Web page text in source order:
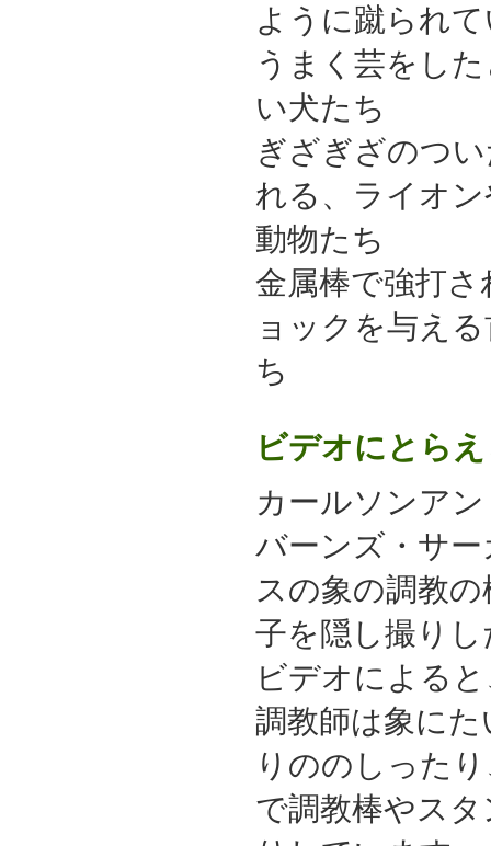
ように蹴られ
うまく芸をし
い犬たち
ぎざぎざのつ
れる、ライオ
動物たち
金属棒で強打
ョックを与え
ち
ビデオにとら
カールソンア
バーンズ・サー
スの象の調教の
子を隠し撮りし
ビデオによる
調教師は象に
りののしった
で調教棒やス